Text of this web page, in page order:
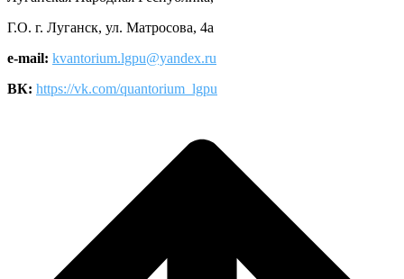
Г.О. г. Луганск, ул. Матросова, 4а
e-mail: kvantorium.lgpu@yandex.ru
ВК: https://vk.com/quantorium_lgpu